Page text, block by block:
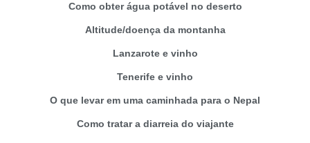
Como obter água potável no deserto
Altitude/doença da montanha
Lanzarote e vinho
Tenerife e vinho
O que levar em uma caminhada para o Nepal
Como tratar a diarreia do viajante